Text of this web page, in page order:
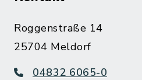
Roggenstraße 14
25704 Meldorf
04832 6065-0